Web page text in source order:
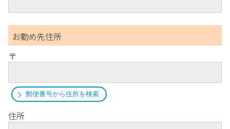
お勤め先住所
〒
郵便番号から住所を検索
住所